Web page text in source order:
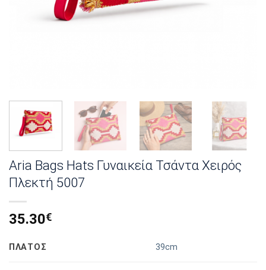
Aria Bags Hats Γυναικεία Τσάντα Χειρός
Πλεκτή 5007
35.30€
ΠΛΑΤΟΣ 39cm